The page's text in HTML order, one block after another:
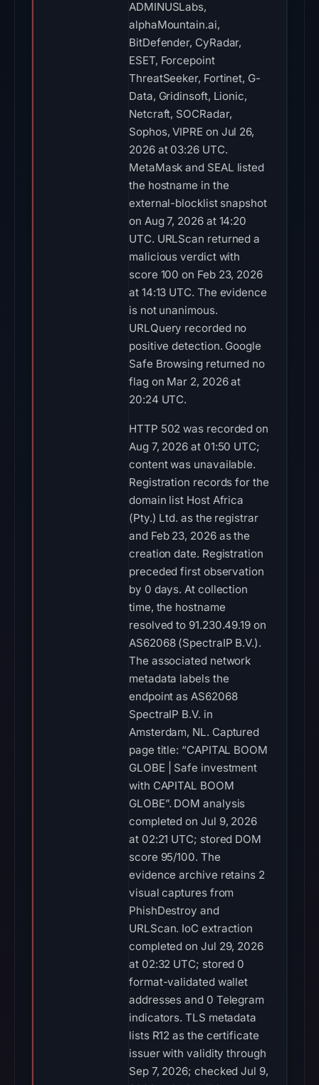
ADMINUSLabs,
alphaMountain.ai,
BitDefender, CyRadar,
ESET, Forcepoint
ThreatSeeker, Fortinet, G-
Data, Gridinsoft, Lionic,
Netcraft, SOCRadar,
Sophos, VIPRE on Jul 26,
2026 at 03:26 UTC.
MetaMask and SEAL listed
the hostname in the
external-blocklist snapshot
on Aug 7, 2026 at 14:20
UTC. URLScan returned a
malicious verdict with
score 100 on Feb 23, 2026
at 14:13 UTC. The evidence
is not unanimous.
URLQuery recorded no
positive detection. Google
Safe Browsing returned no
flag on Mar 2, 2026 at
20:24 UTC.
HTTP 502 was recorded on
Aug 7, 2026 at 01:50 UTC;
content was unavailable.
Registration records for the
domain list Host Africa
(Pty.) Ltd. as the registrar
and Feb 23, 2026 as the
creation date. Registration
preceded first observation
by 0 days. At collection
time, the hostname
resolved to 91.230.49.19 on
AS62068 (SpectraIP B.V.).
The associated network
metadata labels the
endpoint as AS62068
SpectraIP B.V. in
Amsterdam, NL. Captured
page title: “CAPITAL BOOM
GLOBE | Safe investment
with CAPITAL BOOM
GLOBE”. DOM analysis
completed on Jul 9, 2026
at 02:21 UTC; stored DOM
score 95/100. The
evidence archive retains 2
visual captures from
PhishDestroy and
URLScan. IoC extraction
completed on Jul 29, 2026
at 02:32 UTC; stored 0
format-validated wallet
addresses and 0 Telegram
indicators. TLS metadata
lists R12 as the certificate
issuer with validity through
Sep 7, 2026; checked Jul 9,